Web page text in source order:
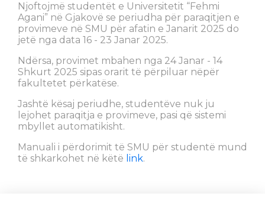
Njoftojmë studentët e Universitetit “Fehmi
Agani” në Gjakovë se periudha për paraqitjen e
provimeve në SMU për afatin e Janarit 2025 do
jetë nga data 16 - 23 Janar 2025.
Ndërsa, provimet mbahen nga 24 Janar - 14
Shkurt 2025 sipas orarit të përpiluar nëpër
fakultetet përkatëse.
Jashtë kësaj periudhe, studentëve nuk ju
lejohet paraqitja e provimeve, pasi që sistemi
mbyllet automatikisht.
Manuali i përdorimit të SMU për studentë mund
të shkarkohet në këtë link.